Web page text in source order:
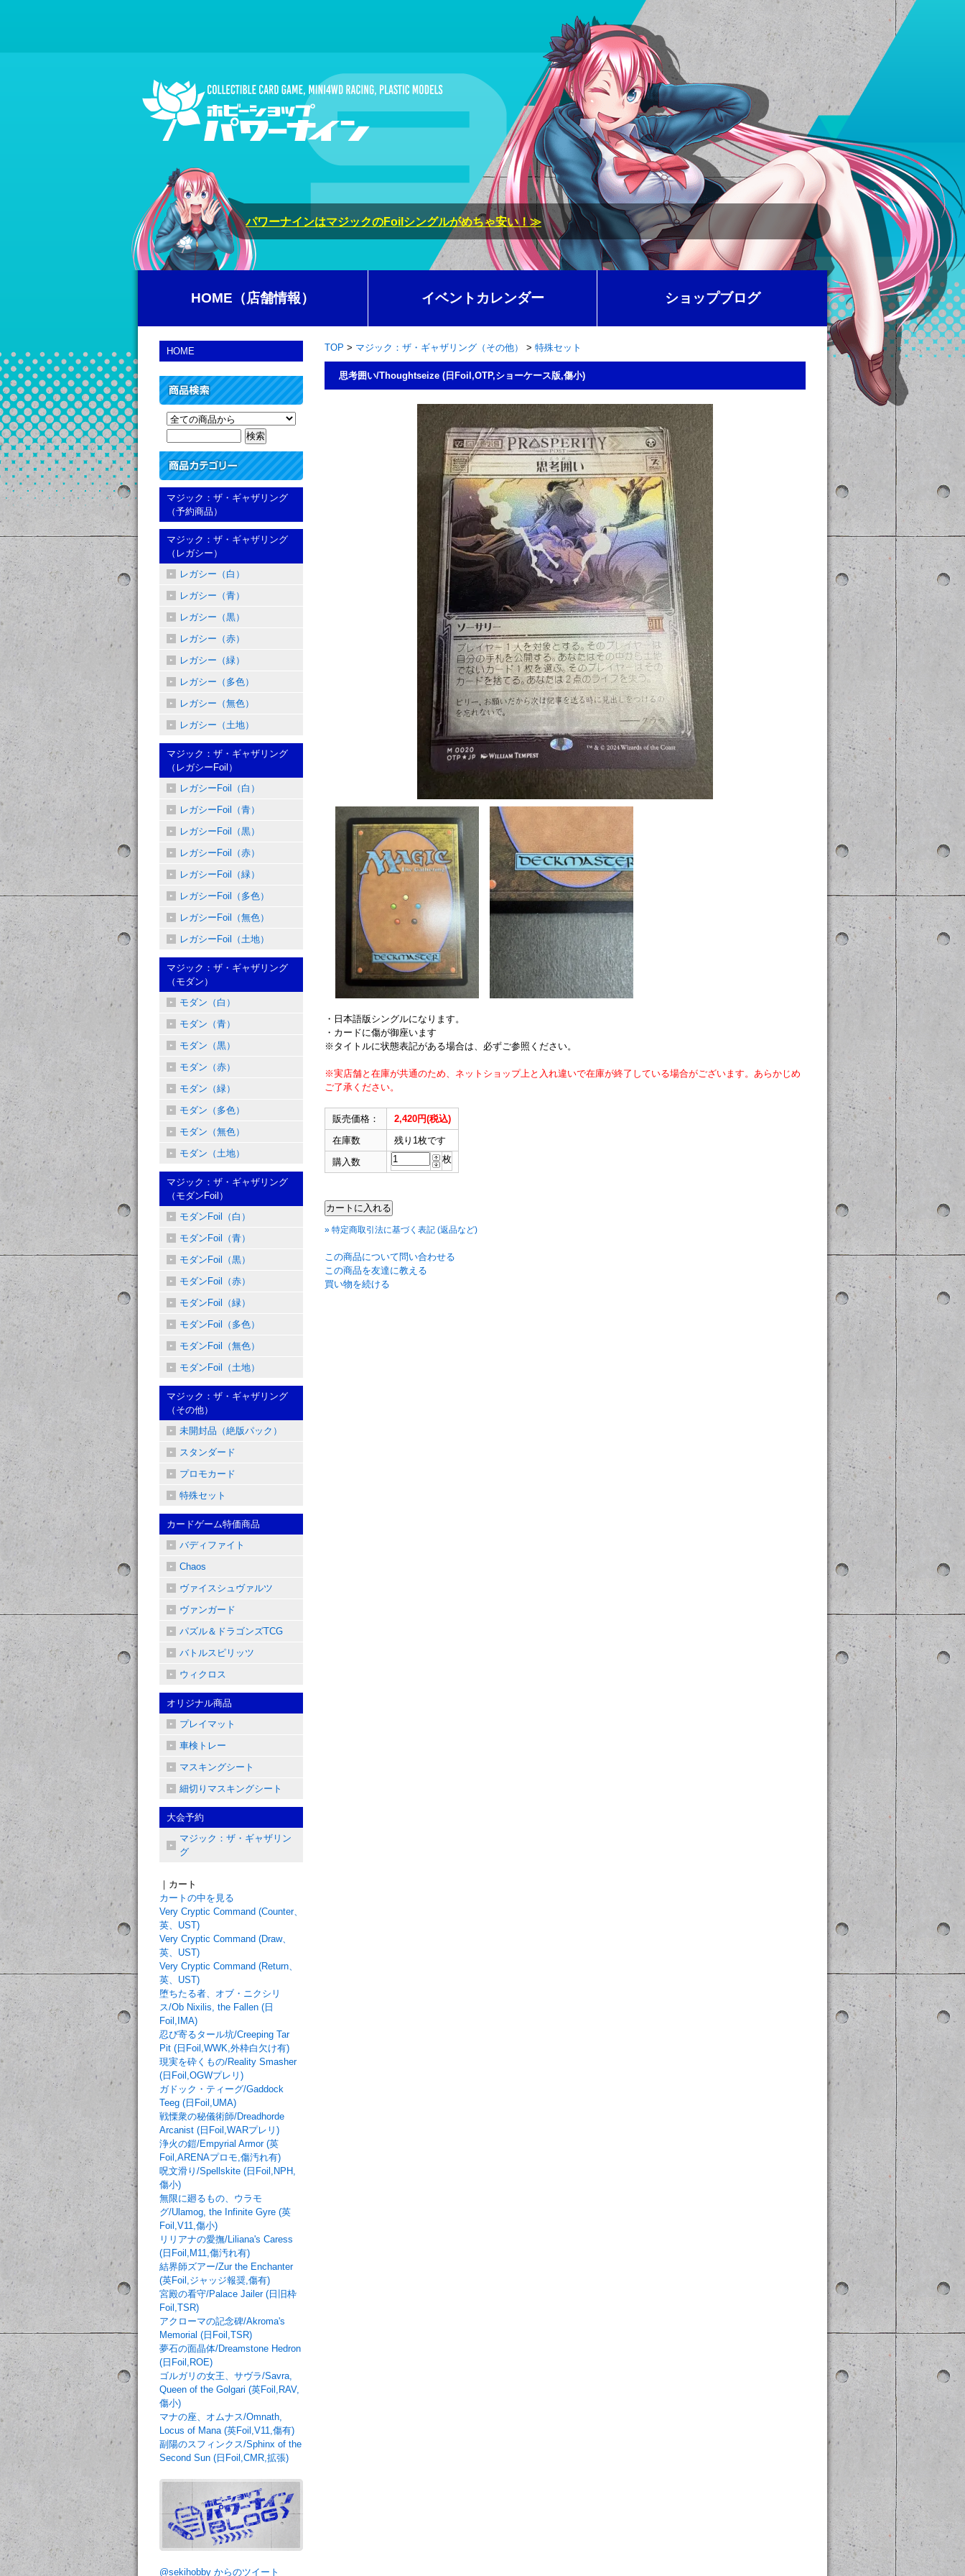
パワーナインはマジックのFoilシングルがめちゃ安い！≫
HOME（店舗情報） イベントカレンダー ショップブログ
TOP > マジック：ザ・ギャザリング（その他） > 特殊セット
思考囲い/Thoughtseize (日Foil,OTP,ショーケース版,傷小)
・日本語版シングルになります。
・カードに傷が御座います
※タイトルに状態表記がある場合は、必ずご参照ください。
※実店舗と在庫が共通のため、ネットショップ上と入れ違いで在庫が終了している場合がございます。あらかじめ
ご了承ください。
販売価格：
2,420円(税込)
在庫数
残り1枚です
購入数
枚
» 特定商取引法に基づく表記 (返品など)
この商品について問い合わせる
この商品を友達に教える
買い物を続ける
HOME
マジック：ザ・ギャザリング
（予約商品）
マジック：ザ・ギャザリング
（レガシー）
レガシー（白）
レガシー（青）
レガシー（黒）
レガシー（赤）
レガシー（緑）
レガシー（多色）
レガシー（無色）
レガシー（土地）
マジック：ザ・ギャザリング
（レガシーFoil）
レガシーFoil（白）
レガシーFoil（青）
レガシーFoil（黒）
レガシーFoil（赤）
レガシーFoil（緑）
レガシーFoil（多色）
レガシーFoil（無色）
レガシーFoil（土地）
マジック：ザ・ギャザリング
（モダン）
モダン（白）
モダン（青）
モダン（黒）
モダン（赤）
モダン（緑）
モダン（多色）
モダン（無色）
モダン（土地）
マジック：ザ・ギャザリング
（モダンFoil）
モダンFoil（白）
モダンFoil（青）
モダンFoil（黒）
モダンFoil（赤）
モダンFoil（緑）
モダンFoil（多色）
モダンFoil（無色）
モダンFoil（土地）
マジック：ザ・ギャザリング
（その他）
未開封品（絶版パック）
スタンダード
プロモカード
特殊セット
カードゲーム特価商品
バディファイト
Chaos
ヴァイスシュヴァルツ
ヴァンガード
パズル＆ドラゴンズTCG
バトルスピリッツ
ウィクロス
オリジナル商品
プレイマット
車検トレー
マスキングシート
細切りマスキングシート
大会予約
マジック：ザ・ギャザリン
グ
｜カート
カートの中を見る
Very Cryptic Command (Counter、
英、UST)
Very Cryptic Command (Draw、
英、UST)
Very Cryptic Command (Return、
英、UST)
堕ちたる者、オブ・ニクシリ
ス/Ob Nixilis, the Fallen (日
Foil,IMA)
忍び寄るタール坑/Creeping Tar
Pit (日Foil,WWK,外枠白欠け有)
現実を砕くもの/Reality Smasher
(日Foil,OGWプレリ)
ガドック・ティーグ/Gaddock
Teeg (日Foil,UMA)
戦慄衆の秘儀術師/Dreadhorde
Arcanist (日Foil,WARプレリ)
浄火の鎧/Empyrial Armor (英
Foil,ARENAプロモ,傷汚れ有)
呪文滑り/Spellskite (日Foil,NPH,
傷小)
無限に廻るもの、ウラモ
グ/Ulamog, the Infinite Gyre (英
Foil,V11,傷小)
リリアナの愛撫/Liliana's Caress
(日Foil,M11,傷汚れ有)
結界師ズアー/Zur the Enchanter
(英Foil,ジャッジ報奨,傷有)
宮殿の看守/Palace Jailer (日旧枠
Foil,TSR)
アクローマの記念碑/Akroma's
Memorial (日Foil,TSR)
夢石の面晶体/Dreamstone Hedron
(日Foil,ROE)
ゴルガリの女王、サヴラ/Savra,
Queen of the Golgari (英Foil,RAV,
傷小)
マナの座、オムナス/Omnath,
Locus of Mana (英Foil,V11,傷有)
副陽のスフィンクス/Sphinx of the
Second Sun (日Foil,CMR,拡張)
@sekihobby からのツイート